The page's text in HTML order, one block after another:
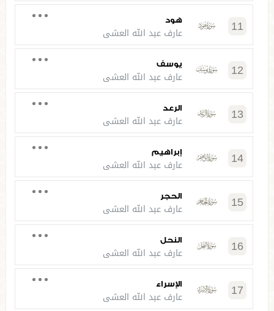
11 هود
عارف عبد الله العشي
12 يوسف
عارف عبد الله العشي
13 الرعد
عارف عبد الله العشي
14 إبراهيم
عارف عبد الله العشي
15 الحجر
عارف عبد الله العشي
16 النحل
عارف عبد الله العشي
17 الإسراء
عارف عبد الله العشي